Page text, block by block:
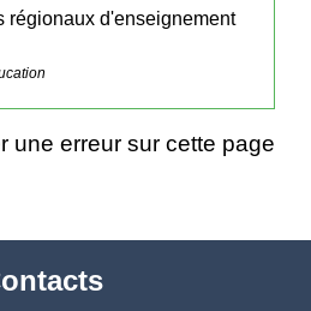
régionaux d'enseignement
une erreur sur cette page